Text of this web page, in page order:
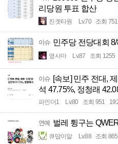
리당원 투표 합산
진겟타원 Lv.70 조회 751
이슈 민주당 전당대회
옆사마 Lv.87 조회 1255
이슈 [속보] 민주 전대,
석 47.75%, 정청래
파인더1 Lv.80 조회 951
연예 벌레 튕구는
큐땁이알 Lv.88 조회 865